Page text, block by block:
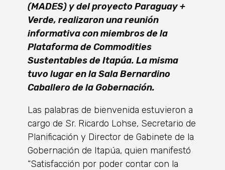
(MADES) y del proyecto Paraguay +
Verde, realizaron una reunión
informativa con miembros de la
Plataforma de Commodities
Sustentables de Itapúa. La misma
tuvo lugar en la Sala Bernardino
Caballero de la Gobernación.
Las palabras de bienvenida estuvieron a
cargo de Sr. Ricardo Lohse, Secretario de
Planificación y Director de Gabinete de la
Gobernación de Itapúa, quien manifestó
“Satisfacción por poder contar con la